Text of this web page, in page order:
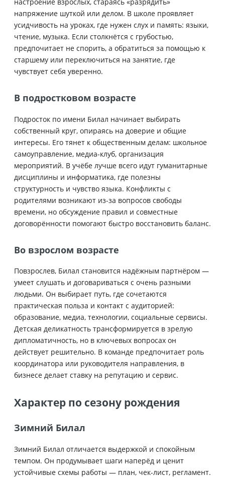
напряжение шуткой или делом. В школе проявляет
усидчивость на уроках, где нужен слух и память: языки,
чтение, музыка. Если столкнётся с грубостью,
предпочитает не спорить, а обратиться за помощью к
старшему или переключиться на занятие, где
чувствует себя уверенно.
В подростковом возрасте
Подросток по имени Билал начинает выбирать
собственный круг, опираясь на доверие и общие
интересы. Его тянет к общественным делам: школьное
самоуправление, медиа-клуб, организация
мероприятий. В учёбе лучше всего идут гуманитарные
дисциплины и информатика, где полезны
структурность и чувство языка. Конфликты с
родителями возникают из-за вопросов свободы
времени, но обсуждение правил и совместные
договорённости помогают быстро восстановить баланс.
Во взрослом возрасте
Повзрослев, Билал становится надёжным партнёром —
умеет слушать и договариваться с очень разными
людьми. Он выбирает путь, где сочетаются
практическая польза и контакт с аудиторией:
образование, медиа, технологии, социальные сервисы.
Детская деликатность трансформируется в зрелую
дипломатичность, но в ключевых вопросах он
действует решительно. В команде предпочитает роль
координатора или руководителя направления, в
бизнесе делает ставку на репутацию и сервис.
Характер по сезону рождения
Зимний Билал
Зимний Билал отличается выдержкой и спокойным
темпом. Он продумывает шаги наперёд и ценит
устойчивые схемы работы — план, чек-лист, регламент.